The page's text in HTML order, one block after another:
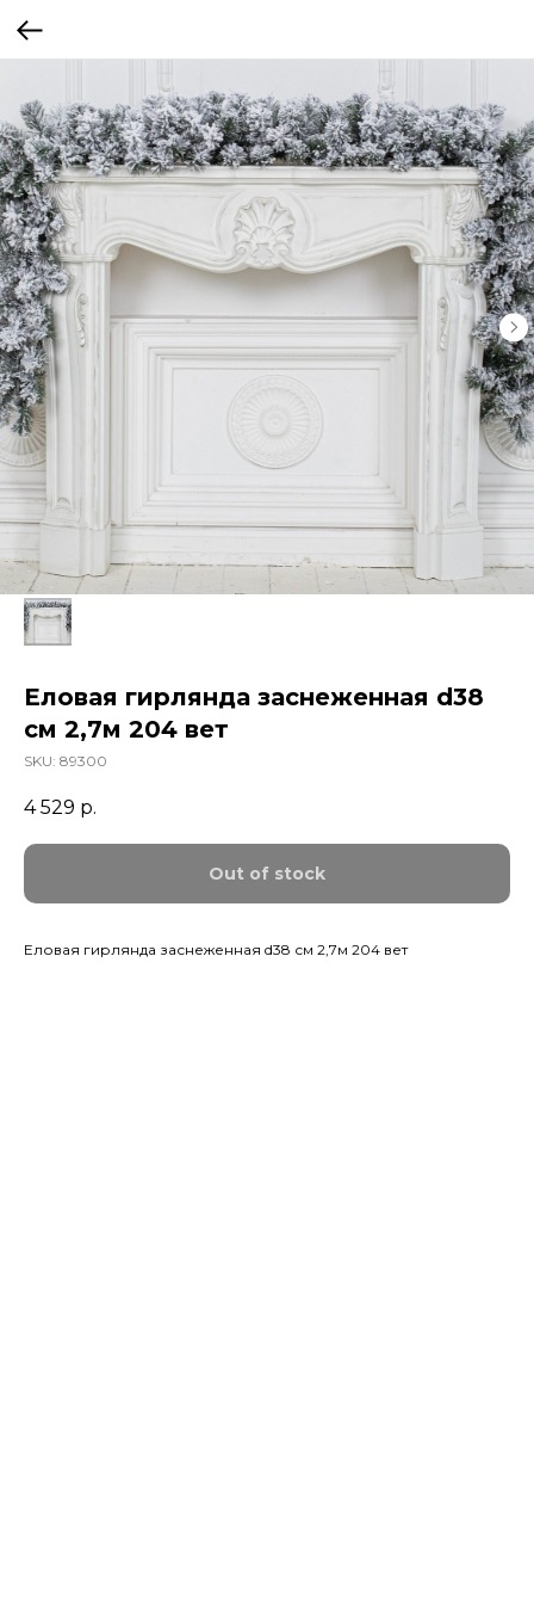
Еловая гирлянда заснеженная d38
см 2,7м 204 вет
SKU: 89300
4 529 р.
Out of stock
Еловая гирлянда заснеженная d38 см 2,7м 204 вет